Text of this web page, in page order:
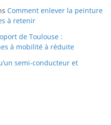
Comment enlever la peinture
à retenir
de Toulouse :
à mobilité à réduite
semi-conducteur et